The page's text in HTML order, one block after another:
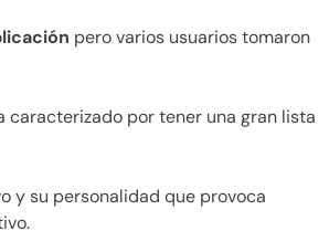
pero varios usuarios tomaron
caracterizado por tener una gran lista
y su personalidad que provoca